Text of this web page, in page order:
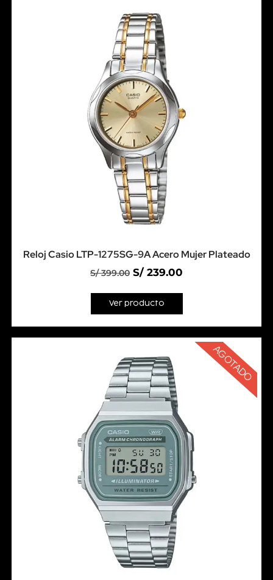
Reloj Casio LTP-1275SG-9A Acero Mujer Plateado
S/399.00 S/ 239.00
Ver producto
AGOTADO